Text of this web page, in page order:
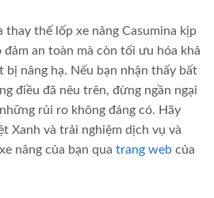
thay thế lốp xe nâng Casumina kịp
an toàn mà còn tối ưu hóa khả
bị nâng hạ. Nếu bạn nhận thấy bất
điều đã nêu trên, đừng ngần ngại
rủi ro không đáng có. Hãy
Xanh và trải nghiệm dịch vụ và
nâng của bạn qua trang web của